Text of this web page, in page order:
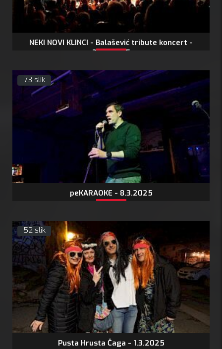
NEKI NOVI KLINCI - Balašević tribute koncert -
29.3.2025
73 slik
peKARAOKE - 8.3.2025
52 slik
Pusta Hrusta Čaga - 1.3.2025